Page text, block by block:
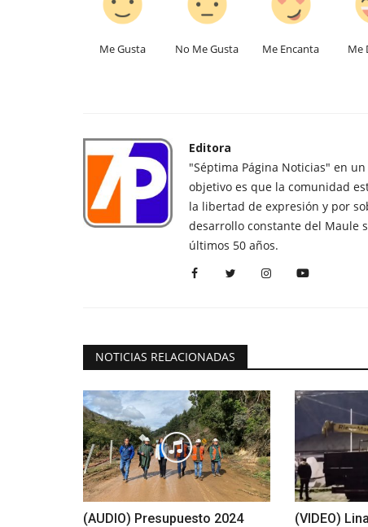
Me Gusta No Me Gusta Me Encanta Me
Editora
"Séptima Página Noticias" en
objetivo es que la comunidad
la libertad de expresión y por
desarrollo constante del Maule
últimos 50 años.
NOTICIAS RELACIONADAS
(AUDIO) Presupuesto 2024 (VIDEO)